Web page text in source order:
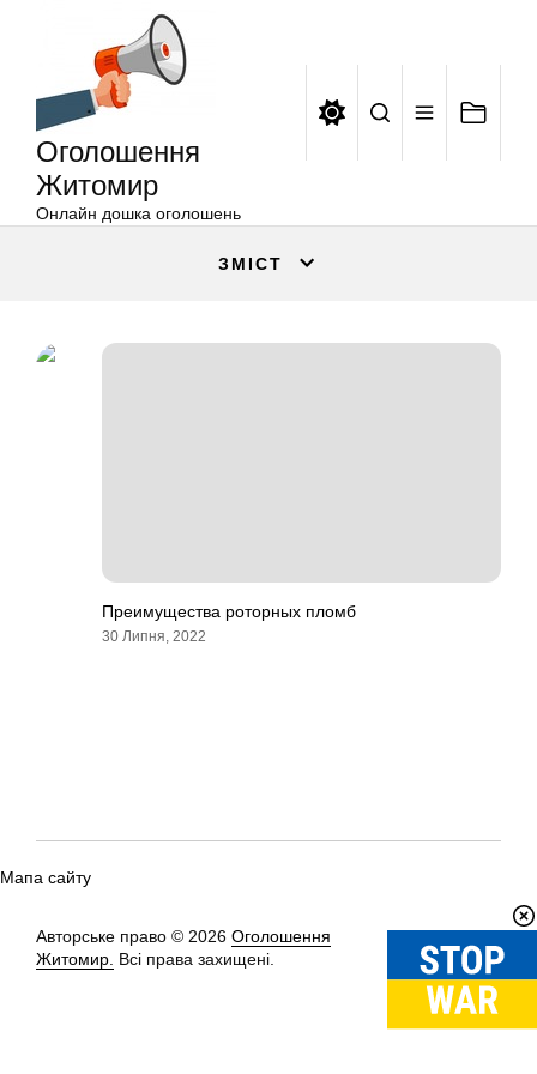
Оголошення
Житомир
Онлайн дошка оголошень
ЗМІСТ
Преимущества роторных пломб
30 Липня, 2022
Мапа сайту
Авторське право © 2026 Оголошення
Житомир. Всі права захищені.
Вгору↑